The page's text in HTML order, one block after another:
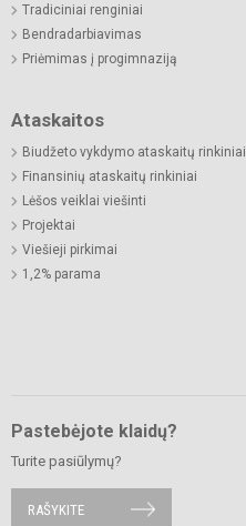
Tradiciniai renginiai
Bendradarbiavimas
Priėmimas į progimnaziją
Ataskaitos
Biudžeto vykdymo ataskaitų rinkiniai
Finansinių ataskaitų rinkiniai
Lėšos veiklai viešinti
Projektai
Viešieji pirkimai
1,2% parama
Pastebėjote klaidų?
Turite pasiūlymų?
RAŠYKITE